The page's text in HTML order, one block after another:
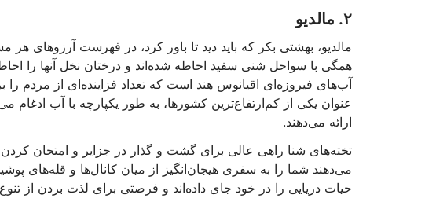
۲. مالدیو
همگی با سواحل شنی سفید احاطه شده‌اند و درختان نخل آنها را
آب‌های فیروزه‌ای اقیانوس هند است که تعداد فزاینده‌ای از مردم را
عنوان یکی از کم‌ارتفاع‌ترین کشورها، به طور یکپارچه با آب ادغام
ارائه می‌دهند.
تخته‌های شنا راهی عالی برای گشت و گذار در جزایر و امتحان کردن
می‌دهند شما را به سفری هیجان‌انگیز از میان کانال‌ها و قله‌های
حیات دریایی را در خود جای داده‌اند و فرصتی برای لذت بردن از